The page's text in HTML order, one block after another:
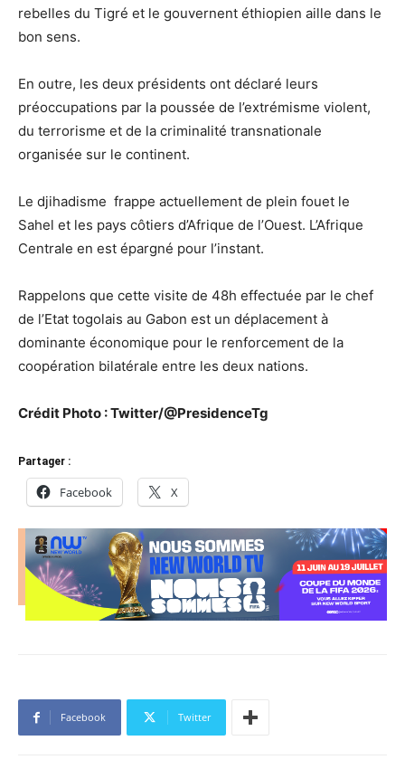
rebelles du Tigré et le gouvernent éthiopien aille dans le
bon sens.
En outre, les deux présidents ont déclaré leurs
préoccupations par la poussée de l’extrémisme violent,
du terrorisme et de la criminalité transnationale
organisée sur le continent.
Le djihadisme frappe actuellement de plein fouet le
Sahel et les pays côtiers d’Afrique de l’Ouest. L’Afrique
Centrale en est épargné pour l’instant.
Rappelons que cette visite de 48h effectuée par le chef
de l’Etat togolais au Gabon est un déplacement à
dominante économique pour le renforcement de la
coopération bilatérale entre les deux nations.
Crédit Photo : Twitter/@PresidenceTg
Partager :
Facebook X
Facebook Twitter